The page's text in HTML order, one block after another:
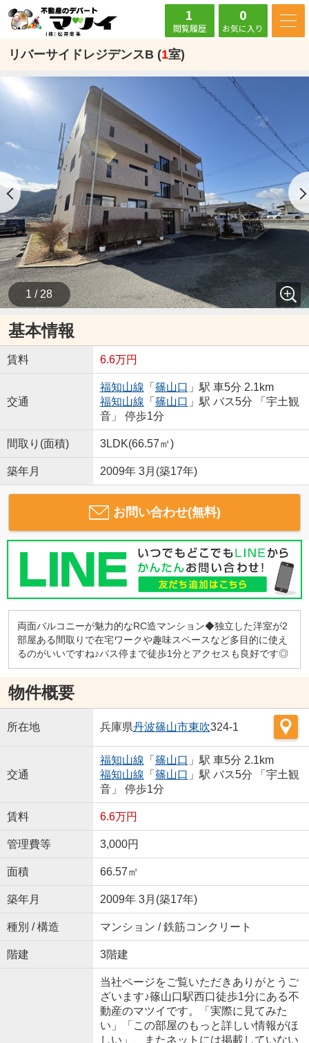
1
閲覧履歴
0
お気に入り
リバーサイドレジデンスB (1室)
1 / 28
基本情報
賃料 6.6万円
交通
福知山線 「 篠山口 」駅 車5分 2.1km
福知山線 「 篠山口 」駅 バス5分 「宇土観
音」 停歩1分
間取り(面積) 3LDK(66.57㎡)
築年月 2009年 3月(築17年)
お問い合わせ(無料)
両面バルコニーが魅力的なRC造マンション◆独立した洋室が2
部屋ある間取りで在宅ワークや趣味スペースなど多目的に使え
るのがいいですね♪バス停まで徒歩1分とアクセスも良好です◎
物件概要
所在地 兵庫県丹波篠山市東吹324-1
交通
福知山線 「 篠山口 」駅 車5分 2.1km
福知山線 「 篠山口 」駅 バス5分 「宇土観
音」 停歩1分
賃料 6.6万円
管理費等 3,000円
面積 66.57㎡
築年月 2009年 3月(築17年)
種別 / 構造 マンション / 鉄筋コンクリート
階建 3階建
当社ページをご覧いただきありがとうご
ざいます♪篠山口駅西口徒歩1分にある不
動産のマツイです。「実際に見てみた
い」「この部屋のもっと詳しい情報がほ
しい」、またネットには掲載していない